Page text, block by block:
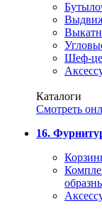
Шеф-
Каталоги
Смотреть
16.